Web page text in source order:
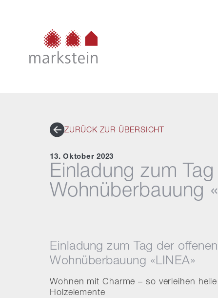
ZURÜCK ZUR ÜBERSICHT
13. Oktober 2023
Einladung zum
Wohnüberbauung
Einladung zum Tag der
Wohnüberbauung «LINEA»
Wohnen mit Charme – so verleihen
Holzelemente